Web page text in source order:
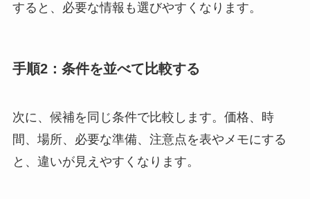
すると、必要な情報も選びやすくなります。
手順2：条件を並べて比較する
次に、候補を同じ条件で比較します。価格、時
間、場所、必要な準備、注意点を表やメモにする
と、違いが見えやすくなります。